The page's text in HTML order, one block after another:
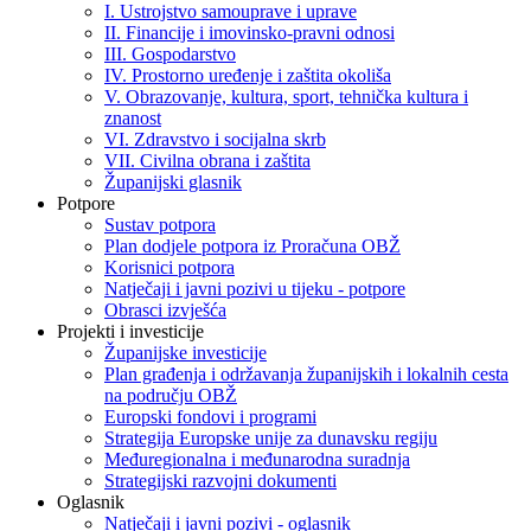
I. Ustrojstvo samouprave i uprave
II. Financije i imovinsko-pravni odnosi
III. Gospodarstvo
IV. Prostorno uređenje i zaštita okoliša
V. Obrazovanje, kultura, sport, tehnička kultura i
znanost
VI. Zdravstvo i socijalna skrb
VII. Civilna obrana i zaštita
Županijski glasnik
Potpore
Sustav potpora
Plan dodjele potpora iz Proračuna OBŽ
Korisnici potpora
Natječaji i javni pozivi u tijeku - potpore
Obrasci izvješća
Projekti i investicije
Županijske investicije
Plan građenja i održavanja županijskih i lokalnih cesta
na području OBŽ
Europski fondovi i programi
Strategija Europske unije za dunavsku regiju
Međuregionalna i međunarodna suradnja
Strategijski razvojni dokumenti
Oglasnik
Natječaji i javni pozivi - oglasnik